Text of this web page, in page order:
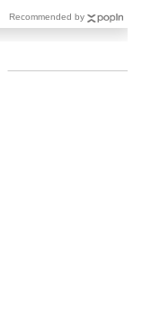
Recommended by